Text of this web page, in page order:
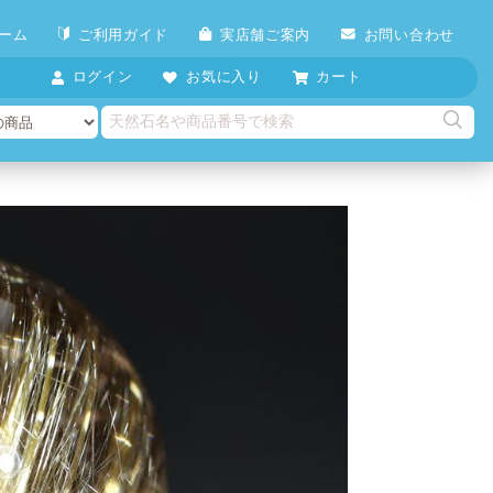
ム ご利用ガイド 実店舗ご案内 お問い合わせ
ログイン お気に入り カート